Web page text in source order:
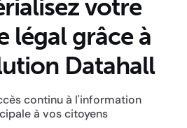
votre
légal grâce à
Datahall
continu à l'information
à vos citoyens